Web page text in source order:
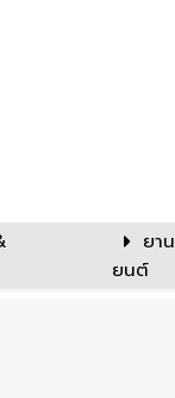
ยาน
ยนต์